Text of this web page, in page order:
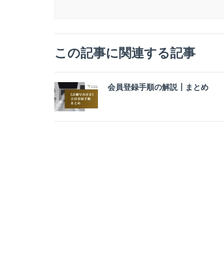
この記事に関連する記事
会員登録手順の解説┃まとめ